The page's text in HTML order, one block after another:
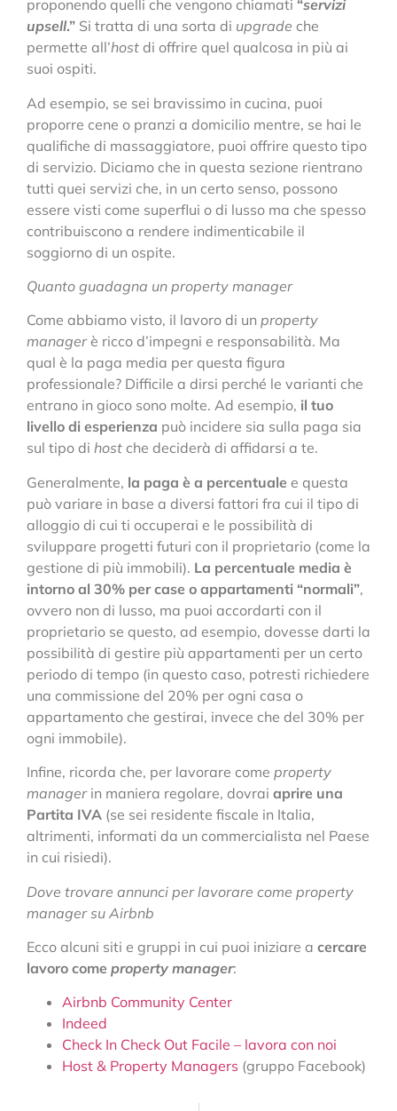
proponendo quelli che vengono chiamati “servizi
upsell.” Si tratta di una sorta di upgrade che
permette all’host di offrire quel qualcosa in più ai
suoi ospiti.
Ad esempio, se sei bravissimo in cucina, puoi
proporre cene o pranzi a domicilio mentre, se hai le
qualifiche di massaggiatore, puoi offrire questo tipo
di servizio. Diciamo che in questa sezione rientrano
tutti quei servizi che, in un certo senso, possono
essere visti come superflui o di lusso ma che spesso
contribuiscono a rendere indimenticabile il
soggiorno di un ospite.
Quanto guadagna un property manager
Come abbiamo visto, il lavoro di un property
managerè ricco d’impegni e responsabilità. Ma
qual è la paga media per questa figura
professionale? Difficile a dirsi perché le varianti che
entrano in gioco sono molte. Ad esempio, il tuo
livello di esperienza può incidere sia sulla paga sia
sul tipo di host che deciderà di affidarsi a te.
Generalmente, la paga è a percentuale e questa
può variare in base a diversi fattori fra cui il tipo di
alloggio di cui ti occuperai e le possibilità di
sviluppare progetti futuri con il proprietario (come la
gestione di più immobili). La percentuale media è
intorno al 30% per case o appartamenti “normali”,
ovvero non di lusso, ma puoi accordarti con il
proprietario se questo, ad esempio, dovesse darti la
possibilità di gestire più appartamenti per un certo
periodo di tempo (in questo caso, potresti richiedere
una commissione del 20% per ogni casa o
appartamento che gestirai, invece che del 30% per
ogni immobile).
Infine, ricorda che, per lavorare come property
managerin maniera regolare, dovrai aprire una
Partita IVA (se sei residente fiscale in Italia,
altrimenti, informati da un commercialista nel Paese
in cui risiedi).
Dove trovare annunci per lavorare come property
manager su Airbnb
Ecco alcuni siti e gruppi in cui puoi iniziare a cercare
lavoro come property manager:
Airbnb Community Center
Indeed
Check In Check Out Facile – lavora con noi
Host & Property Managers (gruppo Facebook)